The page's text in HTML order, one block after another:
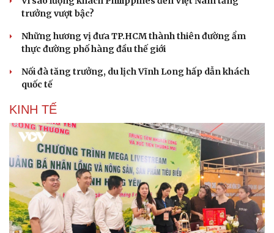
Cải chính
trưởng vượt bậc?
Những hương vị đưa TP.HCM thành thiên đường ẩm
thực đường phố hàng đầu thế giới
Nối đà tăng trưởng, du lịch Vĩnh Long hấp dẫn khách
quốc tế
KINH TẾ